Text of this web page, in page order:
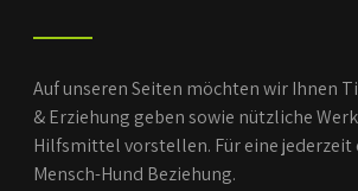
Auf unseren Seiten möchten wir Ihnen
& Erziehung geben sowie nützliche
Hilfsmittel vorstellen. Für eine jederzeit
Mensch-Hund Beziehung.